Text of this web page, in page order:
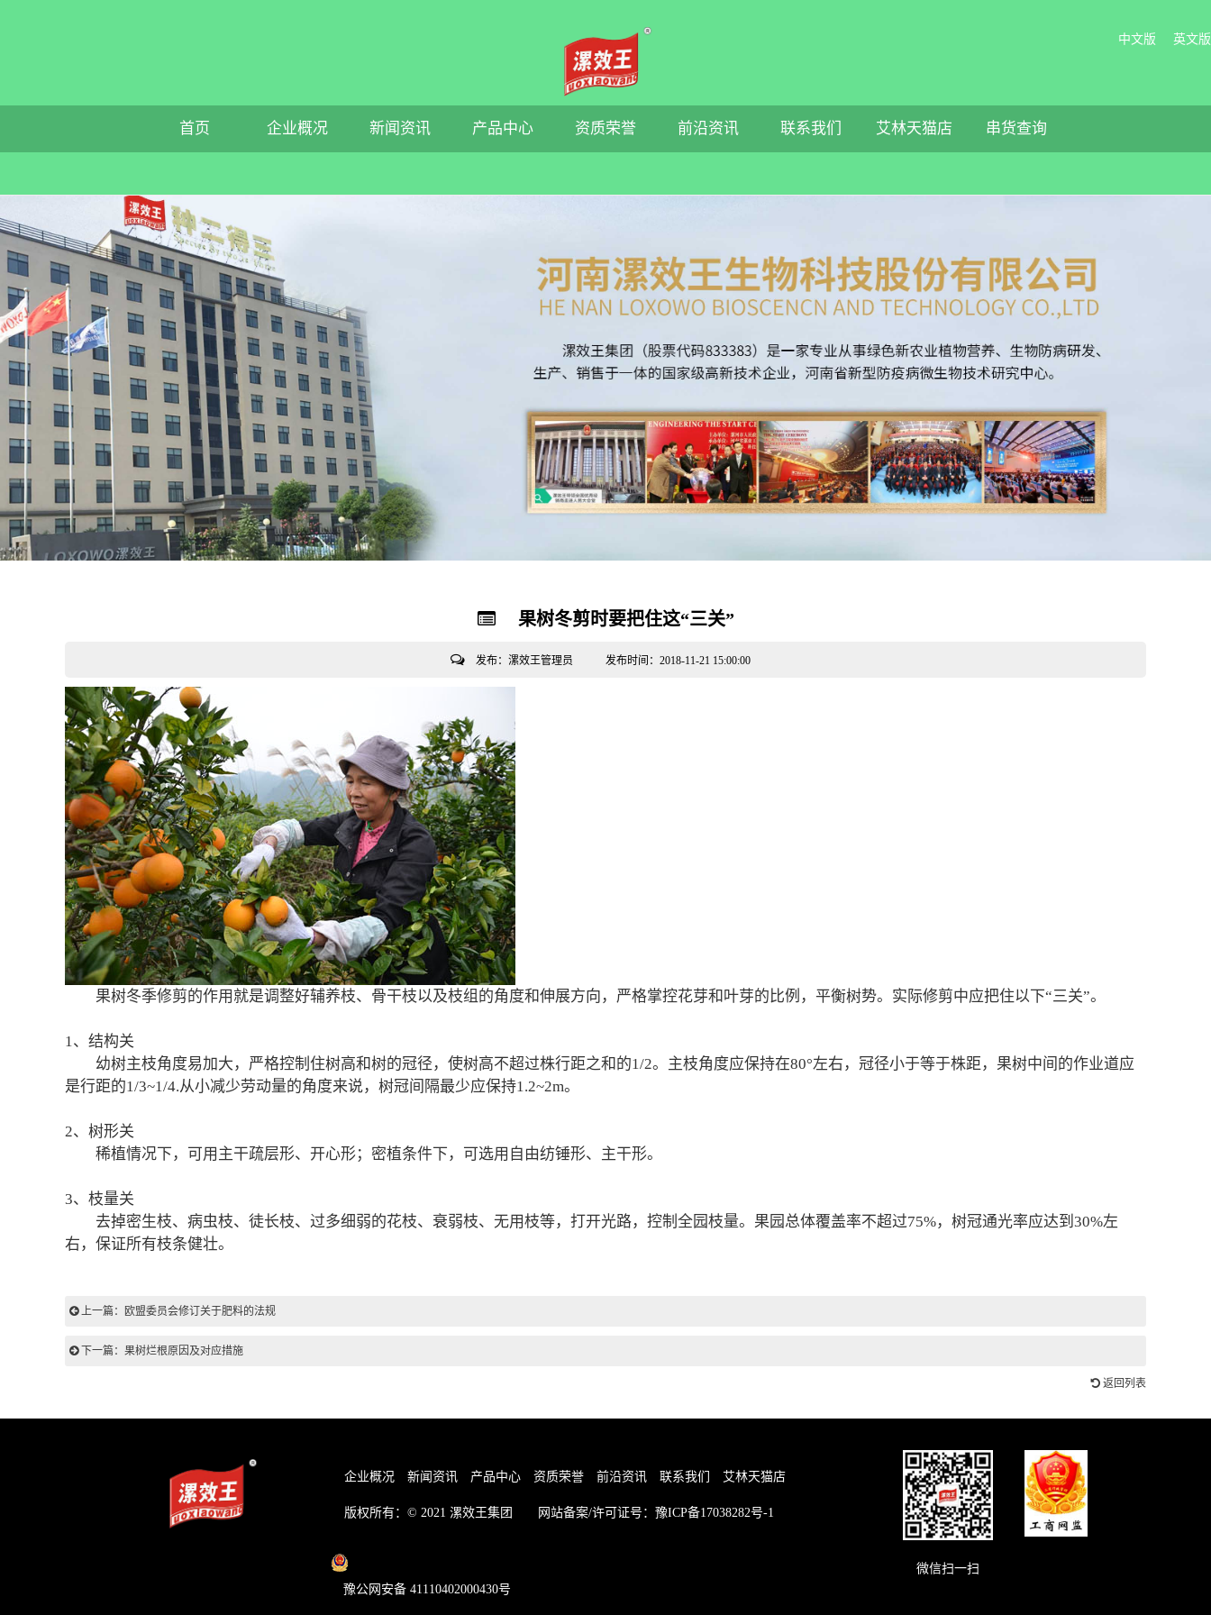
中文版 英文版
首页 企业概况 新闻资讯 产品中心 资质荣誉 前沿资讯 联系我们 艾林天猫店 串货查询
果树冬剪时要把住这“三关”
发布：漯效王管理员 发布时间：2018-11-21 15:00:00
果树冬季修剪的作用就是调整好辅养枝、骨干枝以及枝组的角度和伸展方向，严格掌控花芽和叶芽的比例，平衡树势。实际修剪中应把住以下“三关”。
1、结构关
幼树主枝角度易加大，严格控制住树高和树的冠径，使树高不超过株行距之和的1/2。主枝角度应保持在80°左右，冠径小于等于株距，果树中间的作业道应
是行距的1/3~1/4.从小减少劳动量的角度来说，树冠间隔最少应保持1.2~2m。
2、树形关
稀植情况下，可用主干疏层形、开心形；密植条件下，可选用自由纺锤形、主干形。
3、枝量关
去掉密生枝、病虫枝、徒长枝、过多细弱的花枝、衰弱枝、无用枝等，打开光路，控制全园枝量。果园总体覆盖率不超过75%，树冠通光率应达到30%左
右，保证所有枝条健壮。
上一篇：欧盟委员会修订关于肥料的法规
下一篇：果树烂根原因及对应措施
返回列表
企业概况 新闻资讯 产品中心 资质荣誉 前沿资讯 联系我们 艾林天猫店
版权所有：© 2021 漯效王集团 网站备案/许可证号： 豫ICP备17038282号-1
豫公网安备 41110402000430号
微信扫一扫